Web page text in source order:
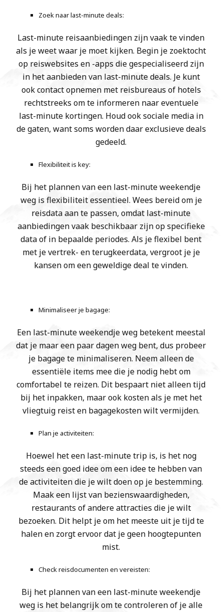
Zoek naar last-minute deals:
Last-minute reisaanbiedingen zijn vaak te vinden
als je weet waar je moet kijken. Begin je zoektocht
op reiswebsites en -apps die gespecialiseerd zijn
in het aanbieden van last-minute deals. Je kunt
ook contact opnemen met reisbureaus of hotels
rechtstreeks om te informeren naar eventuele
last-minute kortingen. Houd ook sociale media in
de gaten, want soms worden daar exclusieve deals
gedeeld.
Flexibiliteit is key:
Bij het plannen van een last-minute weekendje
weg is flexibiliteit essentieel. Wees bereid om je
reisdata aan te passen, omdat last-minute
aanbiedingen vaak beschikbaar zijn op specifieke
data of in bepaalde periodes. Als je flexibel bent
met je vertrek- en terugkeerdata, vergroot je je
kansen om een geweldige deal te vinden.
Minimaliseer je bagage:
Een last-minute weekendje weg betekent meestal
dat je maar een paar dagen weg bent, dus probeer
je bagage te minimaliseren. Neem alleen de
essentiële items mee die je nodig hebt om
comfortabel te reizen. Dit bespaart niet alleen tijd
bij het inpakken, maar ook kosten als je met het
vliegtuig reist en bagagekosten wilt vermijden.
Plan je activiteiten:
Hoewel het een last-minute trip is, is het nog
steeds een goed idee om een idee te hebben van
de activiteiten die je wilt doen op je bestemming.
Maak een lijst van bezienswaardigheden,
restaurants of andere attracties die je wilt
bezoeken. Dit helpt je om het meeste uit je tijd te
halen en zorgt ervoor dat je geen hoogtepunten
mist.
Check reisdocumenten en vereisten:
Bij het plannen van een last-minute weekendje
weg is het belangrijk om te controleren of je alle